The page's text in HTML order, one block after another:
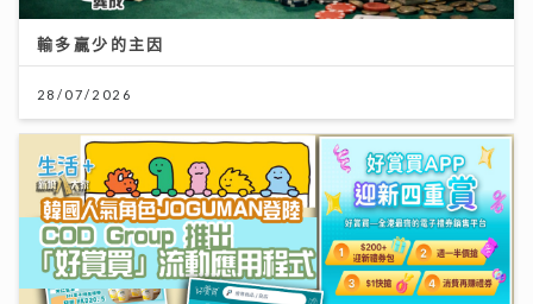
輸多贏少的主因
28/07/2026